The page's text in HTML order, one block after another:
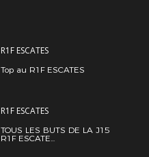
R1F ESCATES
Top au R1F ESCATES
R1F ESCATES
TOUS LES BUTS DE LA J15
R1F ESCATE...